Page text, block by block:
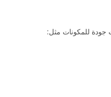
جودة للمكونات مثل: